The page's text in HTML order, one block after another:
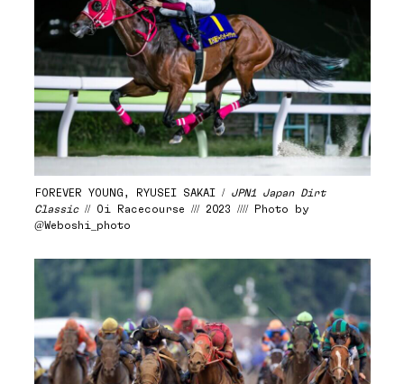
FOREVER YOUNG, RYUSEI SAKAI / JPN1 Japan Dirt
Classic// Oi Racecourse /// 2023 //// Photo by
@Weboshi_photo